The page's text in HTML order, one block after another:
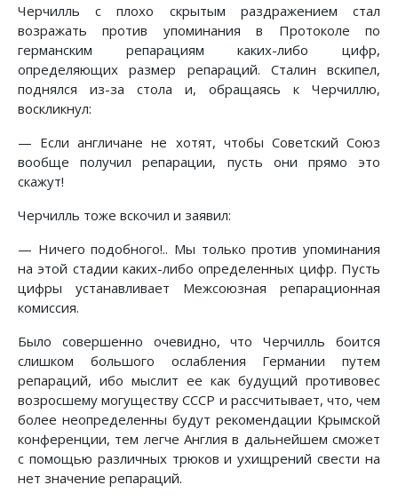
Черчилль с плохо скрытым раздражением стал
возражать против упоминания в Протоколе по
германским репарациям каких-либо цифр,
определяющих размер репараций. Сталин вскипел,
поднялся из-за стола и, обращаясь к Черчиллю,
воскликнул:
— Если англичане не хотят, чтобы Советский Союз
вообще получил репарации, пусть они прямо это
скажут!
Черчилль тоже вскочил и заявил:
— Ничего подобного!.. Мы только против упоминания
на этой стадии каких-либо определенных цифр. Пусть
цифры устанавливает Межсоюзная репарационная
комиссия.
Было совершенно очевидно, что Черчилль боится
слишком большого ослабления Германии путем
репараций, ибо мыслит ее как будущий противовес
возросшему могуществу СССР и рассчитывает, что, чем
более неопределенны будут рекомендации Крымской
конференции, тем легче Англия в дальнейшем сможет
с помощью различных трюков и ухищрений свести на
нет значение репараций.